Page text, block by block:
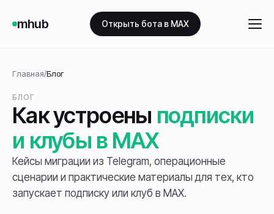
mhub Открыть бота в MAX
Главная/Блог
БЛОГ
Как устроены подписки
и клубы в MAX
Кейсы миграции из Telegram, операционные
сценарии и практические материалы для тех, кто
запускает подписку или клуб в MAX.